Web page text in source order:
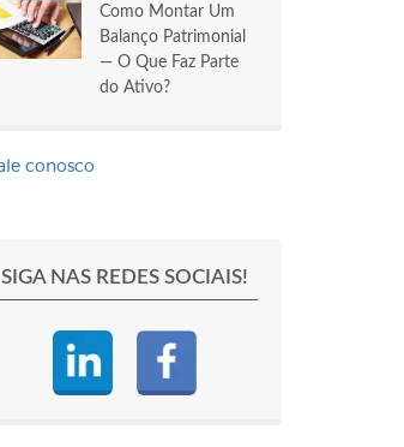
Como Montar Um
Balanço Patrimonial
— O Que Faz Parte
do Ativo?
SIGA NAS REDES SOCIAIS!